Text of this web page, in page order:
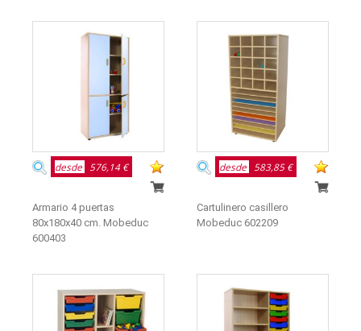
desde 576,14 €
Armario 4 puertas
80x180x40 cm. Mobeduc
600403
desde 583,85 €
Cartulinero casillero
Mobeduc 602209